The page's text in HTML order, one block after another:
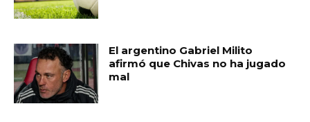
El argentino Gabriel Milito
afirmó que Chivas no ha jugado
mal